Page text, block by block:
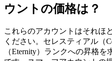
ウントの価格は？
これらのアカウントはそれほ
ください。セレスティアル（
（Eternity）ランクへの昇格